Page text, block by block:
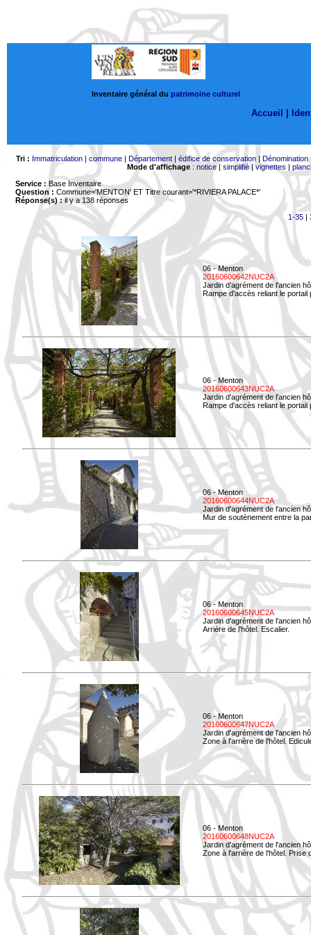
Inventaire général du patrimoine culturel
Accueil |
Tri : Immatriculation| commune| Département| édifice de conservation| Dénomination
Mode d'affichage: notice| simplifié|vignettes |
Service : Base Inventaire
Question : Commune='MENTON' ET Titre courant='*RIVIERA PALACE*'
Réponse(s) :il y a 138 réponses
1-35|
06 - Menton
20160600642NUC2A
Jardin d'agrément de l'ancien
Rampe d'accès reliant le portail
06 - Menton
20160600643NUC2A
Jardin d'agrément de l'ancien
Rampe d'accès reliant le portail
06 - Menton
20160600644NUC2A
Jardin d'agrément de l'ancien
Mur de soutènement entre la
06 - Menton
20160600645NUC2A
Jardin d'agrément de l'ancien
Arrière de l'hôtel. Escalier.
06 - Menton
20160600647NUC2A
Jardin d'agrément de l'ancien
Zone à l'arrière de l'hôtel.
06 - Menton
20160600648NUC2A
Jardin d'agrément de l'ancien
Zone à l'arrière de l'hôtel. Prise